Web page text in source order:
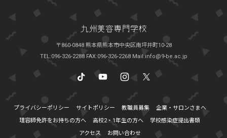
〒860-0848 熊本県熊本市中央区南坪井町10-28
TEL:096-326-2288 FAX:096-326-2268 Mail:info@9-be.ac.jp
プライバシーポリシー サイトポリシー 教職員募集
企業・サロンさまへ
理容師免許をお持ちの方へ
高校2・1年生の方へ
学校感染症提出書類
アクセス
お問い合わせ